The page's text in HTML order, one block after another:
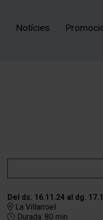
Notícies
Del ds. 16.11.24 al dg.
La Villarroel
Durada: 80 min